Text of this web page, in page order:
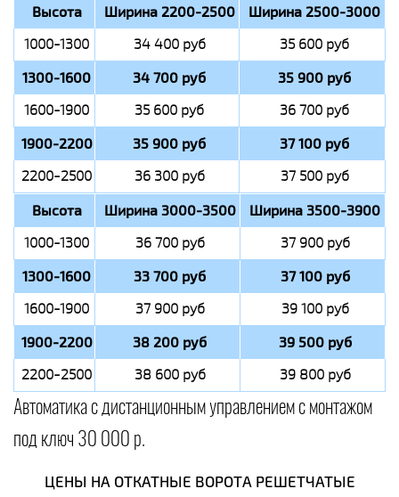
Высота Ширина 2200-2500 Ширина 2500-3000
1000-1300 34 400 руб 35 600 руб
1300-1600 34 700 руб 35 900 руб
1600-1900 35 600 руб 36 700 руб
1900-2200 35 900 руб 37 100 руб
2200-2500 36 300 руб 37 500 руб
Высота Ширина 3000-3500 Ширина 3500-3900
1000-1300 36 700 руб 37 900 руб
1300-1600 33 700 руб 37 100 руб
1600-1900 37 900 руб 39 100 руб
1900-2200 38 200 руб 39 500 руб
2200-2500 38 600 руб 39 800 руб
Автоматика с дистанционным управлением с монтажом
под ключ 30 000 р.
ЦЕНЫ НА ОТКАТНЫЕ ВОРОТА РЕШЕТЧАТЫЕ